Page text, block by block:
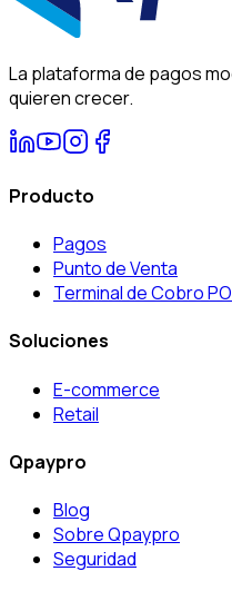
La plataforma de pagos
quieren crecer.
Producto
Pagos
Punto de Venta
Terminal de Cobro
Soluciones
E-commerce
Retail
Qpaypro
Blog
Sobre Qpaypro
Seguridad